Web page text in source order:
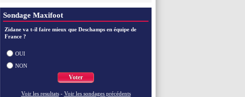
Sondage Maxifoot
Zidane va t-il faire mieux que Deschamps en équipe de
France ?
OUI
NON
Voter
Voir les resultats - Voir les sondages précédents